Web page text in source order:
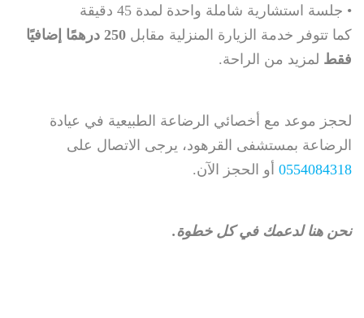
• جلسة استشارية شاملة واحدة لمدة 45 دقيقة
كما تتوفر خدمة الزيارة المنزلية مقابل
250 درهمًا إضافيًا
فقط لمزيد من الراحة.
لحجز موعد مع أخصائي الرضاعة الطبيعية في عيادة
الرضاعة بمستشفى القرهود، يرجى الاتصال على
0554084318 أو الحجز الآن.
نحن هنا لدعمك في كل خطوة.